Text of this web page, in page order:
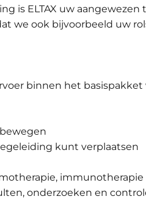
is ELTAX uw
we ook bijvoorbeeld uw
binnen het
kunt verplaatsen
immunotherapie
onderzoeken en